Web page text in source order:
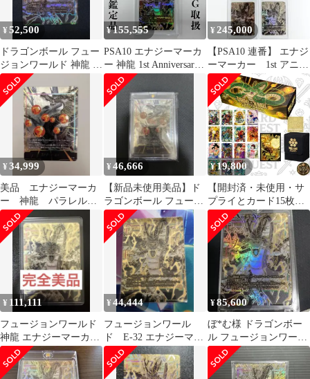
World 1st Anniversary
Set
¥52,500
ドラゴンボール フュー
ジョンワールド 神龍 エ
ナジーマーカー E-32
¥155,555
PSA10 エナジーマーカ
ー 神龍 1st Anniversary
Set ドラゴンボールスー
パーカードゲーム フュ
ージョンワールド
¥245,000
【PSA10 連番】 エナジ
ーマーカー 1st アニバ
ーサリー セット 神
龍
¥34,999
美品 エナジーマーカ
ー 神龍 パラレル
フュージョンワールド
¥46,666
【新品未使用美品】ド
ラゴンボール フュージ
ョンワールド 神龍エナ
ジーマーカー
¥19,800
【開封済・未使用・サ
プライとカード15枚】
ドラゴンボール フュー
ジョンワールド 1st ア
ニバーサリーセット パ
ラレルカード ストレー
ジボックス デッキケー
ス スリーブ ｜
DRAGON BALL
FUSION WORLD 1st
Anniversary Set
¥ 111,111
フュージョンワールド
神龍 エナジーマーカー
E-32
¥44,444
フュージョンワール
ド E-32 エナジーマー
カー 神龍 1STアニ
バーサリー
¥85,600
ぼ*む様 ドラゴンボー
ル フュージョンワール
ド エナジーマーカー 神
龍